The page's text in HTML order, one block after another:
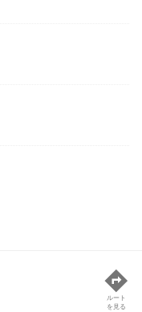
ルート
を見る